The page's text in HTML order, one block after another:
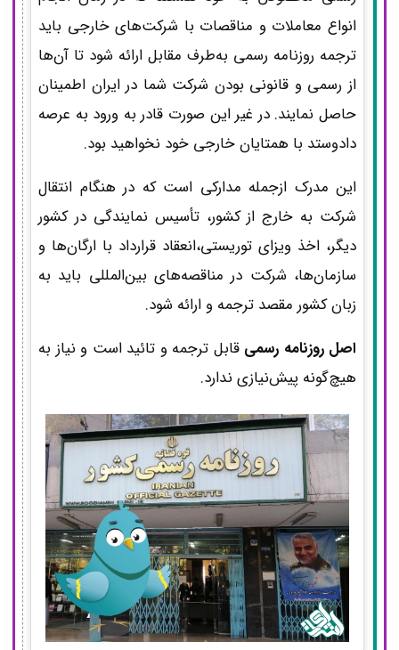
انواع معاملات و مناقصات با شرکت‌های خارجی باید
ترجمه روزنامه رسمی به‌طرف مقابل ارائه شود تا آن‌ها
از رسمی و قانونی بودن شرکت شما در ایران اطمینان
حاصل نمایند. در غیر این صورت قادر به ورود به عرصه
دادوستد با همتایان خارجی خود نخواهید بود.
این مدرک ازجمله مدارکی است که در هنگام انتقال
شرکت به خارج از کشور، تأسیس نمایندگی در کشور
دیگر، اخذ ویزای توریستی،انعقاد قرارداد با ارگان‌ها و
سازمان‌ها، شرکت در مناقصه‌های بین‌المللی باید به
زبان کشور مقصد ترجمه و ارائه شود.
اصل روزنامه رسمی قابل ترجمه و تائید است و نیاز به
هیچ‌گونه پیش‌نیازی ندارد.